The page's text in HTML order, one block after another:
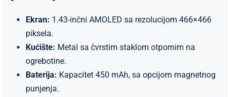
Ekran: 1.43-inčni AMOLED sa rezolucijom 466×466
piksela.
Kućište: Metal sa čvrstim staklom otpornim na
ogrebotine.
Baterija: Kapacitet 450 mAh, sa opcijom magnetnog
punjenja.